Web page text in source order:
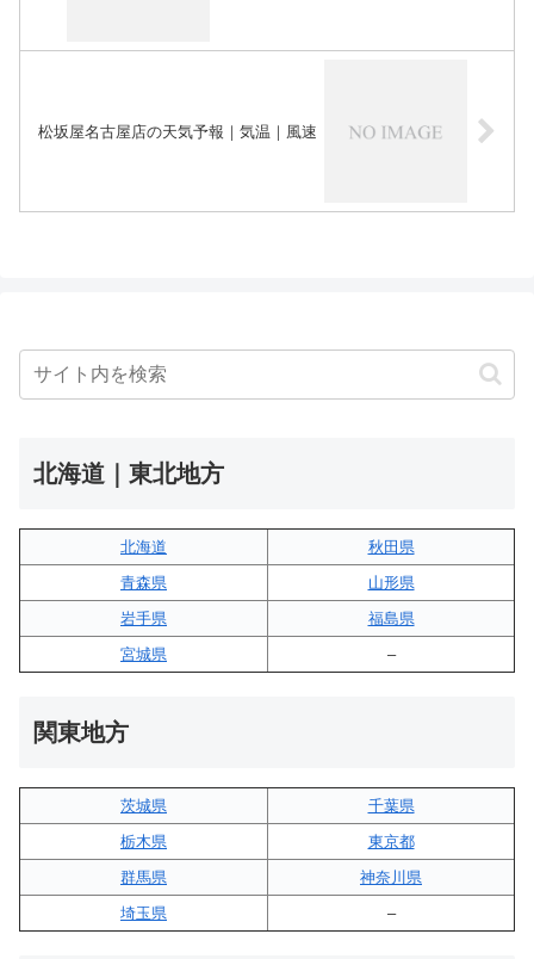
松坂屋名古屋店の天気予報｜気温｜風速
北海道｜東北地方
北海道
秋田県
青森県
山形県
岩手県
福島県
宮城県
–
関東地方
茨城県
千葉県
栃木県
東京都
群馬県
神奈川県
埼玉県
–